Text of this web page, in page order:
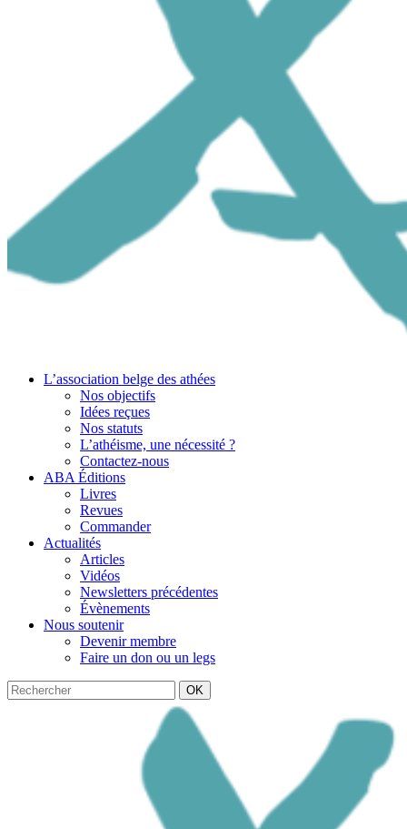
L’association belge des athées
Nos objectifs
Idées reçues
Nos statuts
L’athéisme, une nécessité ?
Contactez-nous
ABA Éditions
Livres
Revues
Commander
Actualités
Articles
Vidéos
Newsletters précédentes
Évènements
Nous soutenir
Devenir membre
Faire un don ou un legs
OK